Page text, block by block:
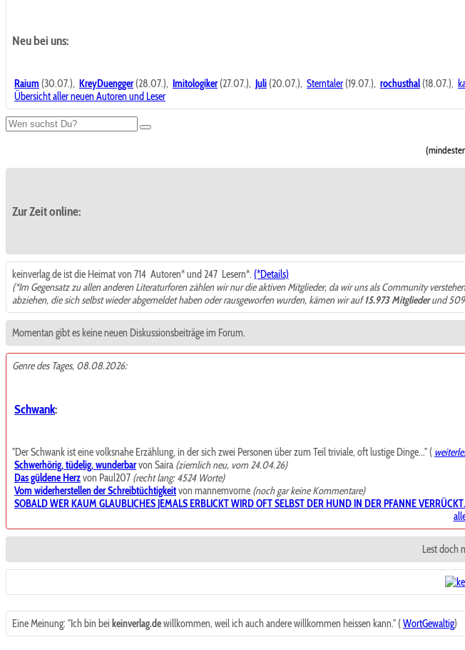
Neu bei uns:
Raium (30.07.), KreyDuengger(28.07.), Imitologiker(27.07.), Juli (20.07.), Sterntaler (19.07.), rochusthal (18.07.),
Übersicht aller neuen Autoren und Leser
Zur Zeit online:
keinverlag.de ist die Heimat von 714 Autoren* und 247 Lesern*. (*Details)
(*Im Gegensatz zu allen anderen Literaturforen zählen wir nur die aktiven Mitglieder, da wir uns als Community
abziehen, die sich selbst wieder abgemeldet haben oder rausgeworfen wurden, kämen wir auf15.973 Mitgliederund
Momentan gibt es keine neuen Diskussionsbeiträge im Forum.
Genre des Tages, 08.08.2026:
Schwank:
"Der Schwank ist eine volksnahe Erzählung, in der sich zwei Personen über zum Teil triviale, oft lustige Dinge..." (
Schwerhörig, tüdelig, wunderbarvon Saira (ziemlich neu, vom 24.04.26)
Das güldene Herzvon Paul207 (recht lang: 4524 Worte)
Vom widerherstellen der Schreibtüchtigkeitvon mannemvorne (noch gar keine Kommentare)
SOBALD WER KAUM GLAUBLICHES JEMALS ERBLICKT WIRD OFT SELBST DER HUND IN DER PFANNE
Lest doch
Eine Meinung: "Ich bin bei keinverlag.dewillkommen, weil ich auch andere willkommen heissen kann." (WortGewaltig)